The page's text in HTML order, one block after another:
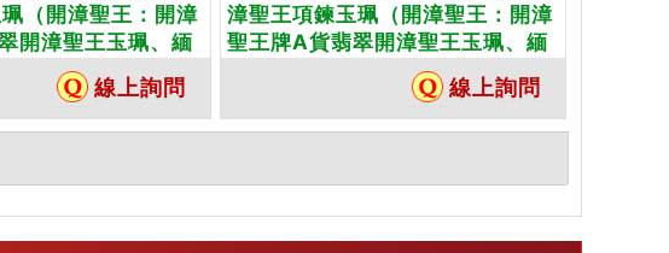
（開漳聖王：開漳
開漳聖王玉珮、緬
墜）。糯種灑金花
。客製化訂做各
吊墜玉珮項鍊。★
線上詢問
漳聖王項鍊玉珮（開漳聖王：開漳
聖王牌A貨翡翠開漳聖王玉珮、緬
甸玉開漳聖王玉墜）。糯種灑金花
開漳聖王，KN032。客製化訂做各
種翡翠開漳聖王吊墜玉珮項鍊。★
線上詢問